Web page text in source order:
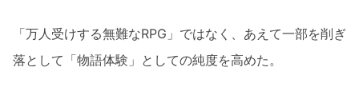
「万人受けする無難なRPG」ではなく、あえて一部を削ぎ
落として「物語体験」としての純度を高めた。